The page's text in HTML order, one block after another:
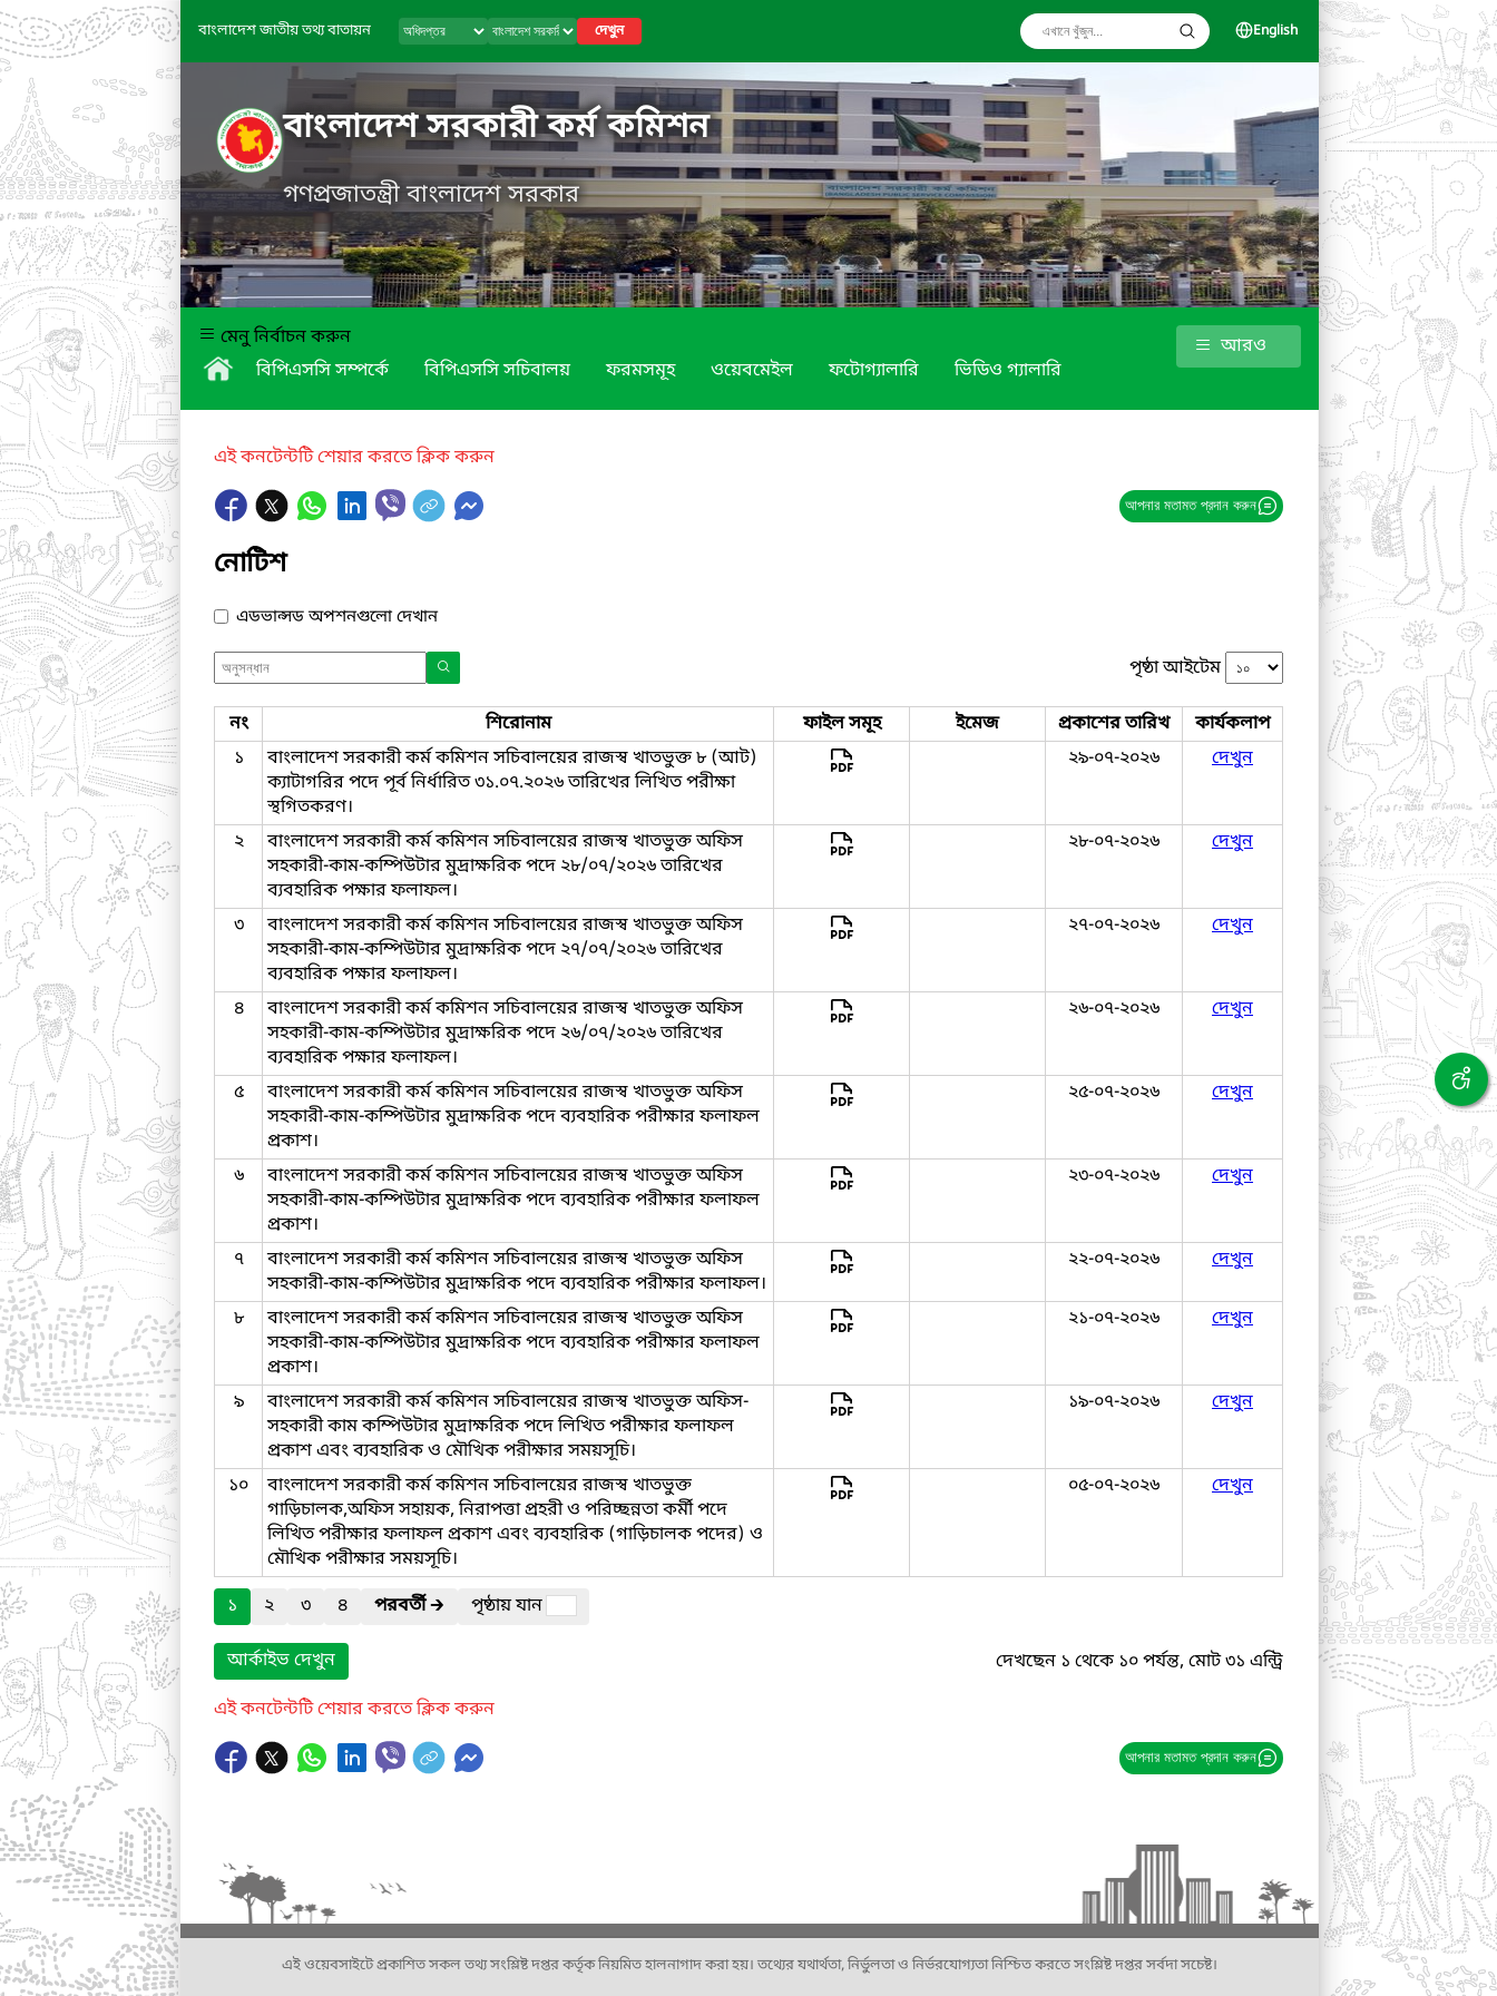
বাংলাদেশ জাতীয় তথ্য বাতায়ন দেখুন English
বাংলাদেশ সরকারী কর্ম কমিশন
গণপ্রজাতন্ত্রী বাংলাদেশ সরকার
মেনু নির্বাচন করুন
বিপিএসসি সম্পর্কে
বিপিএসসি সচিবালয় ফরমসমূহ ওয়েবমেইল ফটোগ্যালারি ভিডিও গ্যালারি
আরও
এই কনটেন্টটি শেয়ার করতে ক্লিক করুন
আপনার মতামত প্রদান করুন
নোটিশ
এডভান্সড অপশনগুলো দেখান
পৃষ্ঠা আইটেম
নং শিরোনাম ফাইল সমূহ ইমেজ প্রকাশের তারিখ
কার্যকলাপ
১
বাংলাদেশ সরকারী কর্ম কমিশন সচিবালয়ের রাজস্ব খাতভুক্ত ৮ (আট)
ক্যাটাগরির পদে পূর্ব নির্ধারিত ৩১.০৭.২০২৬ তারিখের লিখিত পরীক্ষা
স্থগিতকরণ।
২৯-০৭-২০২৬ দেখুন
২
বাংলাদেশ সরকারী কর্ম কমিশন সচিবালয়ের রাজস্ব খাতভুক্ত অফিস
সহকারী-কাম-কম্পিউটার মুদ্রাক্ষরিক পদে ২৮/০৭/২০২৬ তারিখের
ব্যবহারিক পক্ষার ফলাফল।
২৮-০৭-২০২৬ দেখুন
৩
বাংলাদেশ সরকারী কর্ম কমিশন সচিবালয়ের রাজস্ব খাতভুক্ত অফিস
সহকারী-কাম-কম্পিউটার মুদ্রাক্ষরিক পদে ২৭/০৭/২০২৬ তারিখের
ব্যবহারিক পক্ষার ফলাফল।
২৭-০৭-২০২৬ দেখুন
৪
বাংলাদেশ সরকারী কর্ম কমিশন সচিবালয়ের রাজস্ব খাতভুক্ত অফিস
সহকারী-কাম-কম্পিউটার মুদ্রাক্ষরিক পদে ২৬/০৭/২০২৬ তারিখের
ব্যবহারিক পক্ষার ফলাফল।
২৬-০৭-২০২৬ দেখুন
৫
বাংলাদেশ সরকারী কর্ম কমিশন সচিবালয়ের রাজস্ব খাতভুক্ত অফিস
সহকারী-কাম-কম্পিউটার মুদ্রাক্ষরিক পদে ব্যবহারিক পরীক্ষার ফলাফল
প্রকাশ।
২৫-০৭-২০২৬ দেখুন
৬
বাংলাদেশ সরকারী কর্ম কমিশন সচিবালয়ের রাজস্ব খাতভুক্ত অফিস
সহকারী-কাম-কম্পিউটার মুদ্রাক্ষরিক পদে ব্যবহারিক পরীক্ষার ফলাফল
প্রকাশ।
২৩-০৭-২০২৬ দেখুন
৭
বাংলাদেশ সরকারী কর্ম কমিশন সচিবালয়ের রাজস্ব খাতভুক্ত অফিস
সহকারী-কাম-কম্পিউটার মুদ্রাক্ষরিক পদে ব্যবহারিক পরীক্ষার ফলাফল।
২২-০৭-২০২৬ দেখুন
৮
বাংলাদেশ সরকারী কর্ম কমিশন সচিবালয়ের রাজস্ব খাতভুক্ত অফিস
সহকারী-কাম-কম্পিউটার মুদ্রাক্ষরিক পদে ব্যবহারিক পরীক্ষার ফলাফল
প্রকাশ।
২১-০৭-২০২৬ দেখুন
৯
বাংলাদেশ সরকারী কর্ম কমিশন সচিবালয়ের রাজস্ব খাতভুক্ত অফিস-
সহকারী কাম কম্পিউটার মুদ্রাক্ষরিক পদে লিখিত পরীক্ষার ফলাফল
প্রকাশ এবং ব্যবহারিক ও মৌখিক পরীক্ষার সময়সূচি।
১৯-০৭-২০২৬ দেখুন
১০
বাংলাদেশ সরকারী কর্ম কমিশন সচিবালয়ের রাজস্ব খাতভুক্ত
গাড়িচালক,অফিস সহায়ক, নিরাপত্তা প্রহরী ও পরিচ্ছন্নতা কর্মী পদে
লিখিত পরীক্ষার ফলাফল প্রকাশ এবং ব্যবহারিক (গাড়িচালক পদের) ও
মৌখিক পরীক্ষার সময়সূচি।
০৫-০৭-২০২৬ দেখুন
১ ২ ৩ ৪ পরবর্তী🡲 পৃষ্ঠায় যান
আর্কাইভ দেখুন
দেখছেন ১ থেকে ১০ পর্যন্ত, মোট ৩১ এন্ট্রি
এই কনটেন্টটি শেয়ার করতে ক্লিক করুন
আপনার মতামত প্রদান করুন
এই ওয়েবসাইটে প্রকাশিত সকল তথ্য সংশ্লিষ্ট দপ্তর কর্তৃক নিয়মিত হালনাগাদ করা হয়। তথ্যের যথার্থতা, নির্ভুলতা ও নির্ভরযোগ্যতা নিশ্চিত করতে সংশ্লিষ্ট দপ্তর সর্বদা সচেষ্ট।